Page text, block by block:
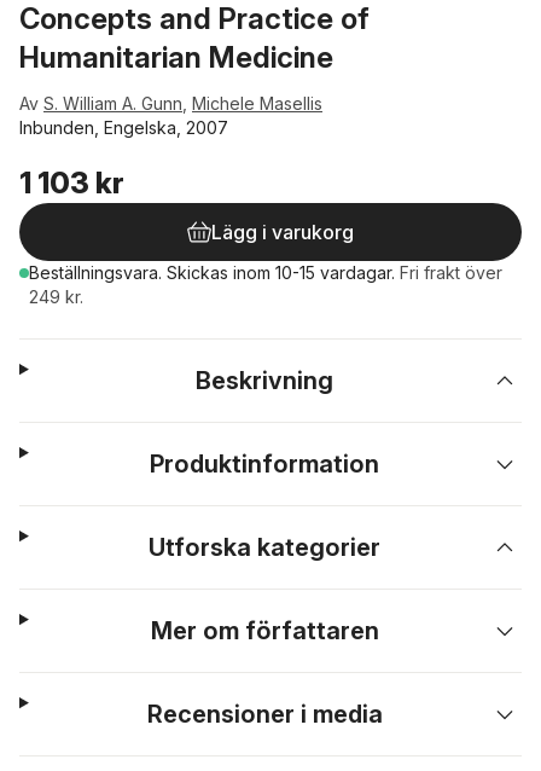
Concepts and Practice of
Humanitarian Medicine
Av S. William A. Gunn Michele Masellis
Inbunden, Engelska, 2007
1 103 kr
Lägg i varukorg
Beställningsvara. Skickas inom 10-15 vardagar. Fri frakt över
249 kr.
Beskrivning
Produktinformation
Utforska kategorier
Mer om författaren
Recensioner i media